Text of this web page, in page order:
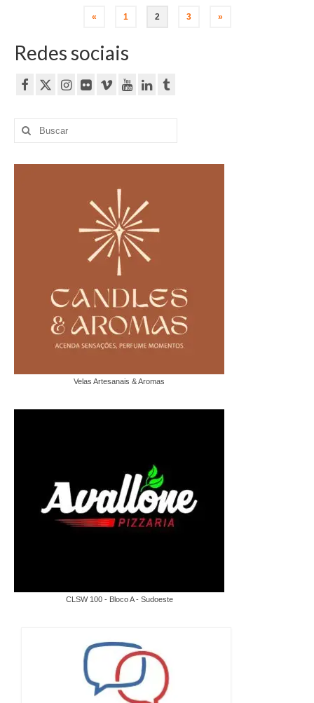
Paginação
de
posts
« 1 2 3 »
Redes sociais
Buscar
por:
Velas Artesanais & Aromas
CLSW 100 - Bloco A - Sudoeste